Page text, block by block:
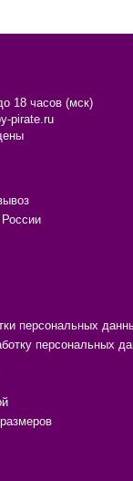
18 часов (мск)
pirate.ru
персональных
персональных